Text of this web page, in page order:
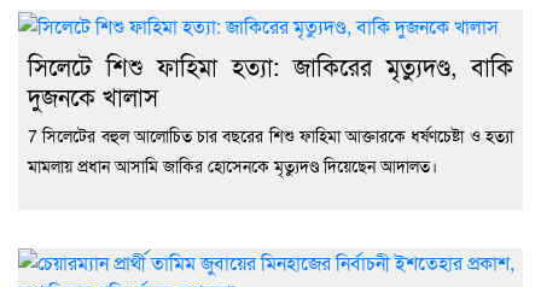
সিলেটে শিশু ফাহিমা হত্যা: জাকিরের মৃত্যুদণ্ড, বাকি
দুজনকে খালাস
7 সিলেটের বহুল আলোচিত চার বছরের শিশু ফাহিমা আক্তারকে ধর্ষণচেষ্টা ও হত্যা
মামলায় প্রধান আসামি জাকির হোসেনকে মৃত্যুদণ্ড দিয়েছেন আদালত।